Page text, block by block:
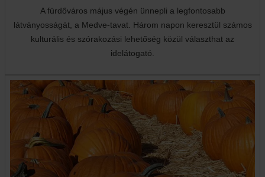
A fürdőváros május végén ünnepli a legfontosabb
látványosságát, a Medve-tavat. Három napon keresztül számos
kulturális és szórakozási lehetőség közül választhat az
idelátogató.